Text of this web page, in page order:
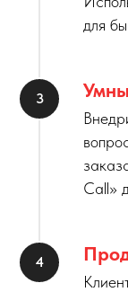
для
Call»